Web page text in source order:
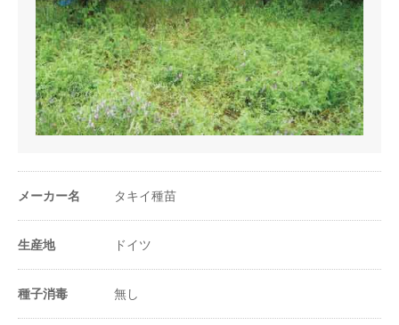
メーカー名 タキイ種苗
生産地 ドイツ
種子消毒 無し